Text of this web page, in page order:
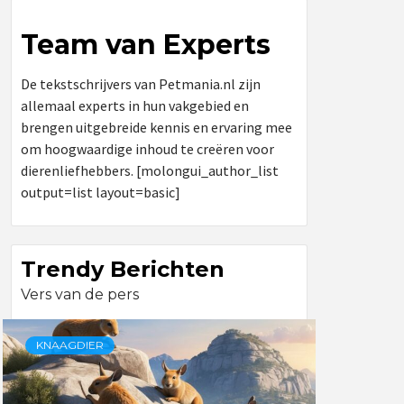
Team van Experts
De tekstschrijvers van Petmania.nl zijn
allemaal experts in hun vakgebied en
brengen uitgebreide kennis en ervaring mee
om hoogwaardige inhoud te creëren voor
dierenliefhebbers. [molongui_author_list
output=list layout=basic]
Trendy Berichten
Vers van de pers
KNAAGDIER